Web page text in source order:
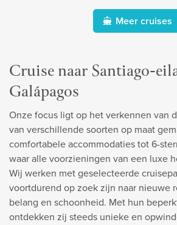
Meer cruises
Cruise naar Santiago-
Galápagos
Onze focus ligt op het verkennen van
van verschillende soorten op maat
comfortabele accommodaties tot 6-
waar alle voorzieningen van een luxe
Wij werken met geselecteerde
voortdurend op zoek zijn naar nieuwe
belang en schoonheid. Met hun
ontdekken zij steeds unieke en